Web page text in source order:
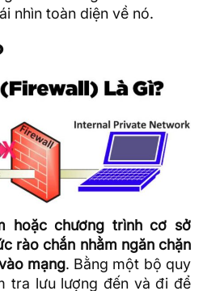
nhìn toàn diện về nó.
hoặc chương trình cơ sở
rào chắn nhằm ngăn chặn
mạng. Bằng một bộ quy
tra lưu lượng đến và đi để